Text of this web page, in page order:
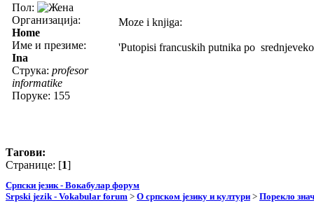
Пол:
Организација:
Home
Име и презиме:
Ina
Струка: profesor
informatike
Поруке: 155
Moze i knjiga:
'Putopisi francuskih putnika po
Тагови:
Странице: [1]
Српски језик - Вокабулар форум
Srpski jezik - Vokabular forum > О српском језику и култури > Порекло